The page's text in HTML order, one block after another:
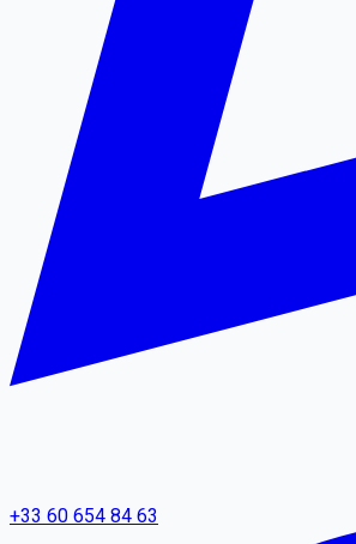
+33 60 654 84 63